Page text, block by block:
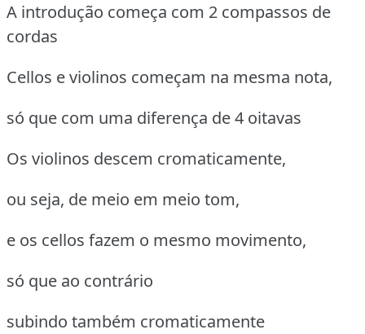
A introdução começa com 2 compassos de
cordas
Cellos e violinos começam na mesma nota,
só que com uma diferença de 4 oitavas
Os violinos descem cromaticamente,
ou seja, de meio em meio tom,
e os cellos fazem o mesmo movimento,
só que ao contrário
subindo também cromaticamente